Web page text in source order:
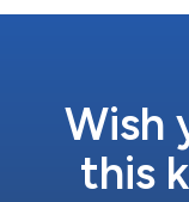
理、そしてライダー
リードします。 こ
マネージング・ディ
TVS Apacheシリー
Wish
this